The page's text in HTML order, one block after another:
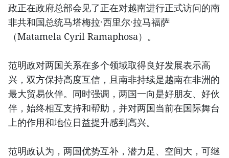
政正在政府总部会见了正在对越南进行正式访问的南
非共和国总统马塔梅拉·西里尔·拉马福萨
（Matamela Cyril Ramaphosa）。
范明政对两国关系在多个领域取得良好发展表示高
兴，双方保持高度互信，且南非持续是越南在非洲的
最大贸易伙伴。同时强调，两国一向是好朋友、好伙
伴，始终相互支持和帮助，并对两国当前在国际舞台
上的作用和地位日益提升感到高兴。
范明政认为，两国优势互补，潜力足、空间大，可继